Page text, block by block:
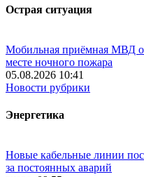
Острая ситуация
Мобильная приёмная МВД
месте ночного пожара
05.08.2026 10:41
Новости рубрики
Энергетика
Новые кабельные линии
за постоянных аварий